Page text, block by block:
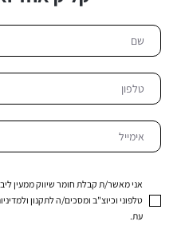
טלפוני וכיוצ"ב ומסכים/ה לתקנון
עת.